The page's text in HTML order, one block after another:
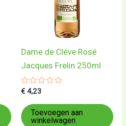
Dame de Cléve Rosé
Jacques Frelin 250ml
Gewaardeerd
uit
5
€ 4,23
Toevoegen aan
winkelwagen